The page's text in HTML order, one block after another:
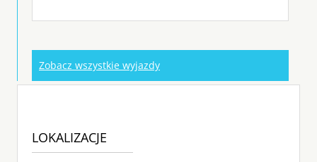
Zobacz wszystkie wyjazdy
LOKALIZACJE